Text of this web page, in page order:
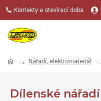
Kontakty a otevírací doba
Nářadí, elektromateriál
Dílenské nářadí